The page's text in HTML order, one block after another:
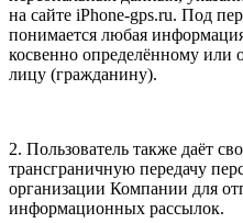
на сайте iPhone-gps.ru. Под
понимается любая
косвенно определённому или
лицу (гражданину).
2. Пользователь также даёт
трансграничную передачу
организации Компании для
информационных рассылок.